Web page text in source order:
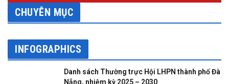
CHUYÊN MỤC
INFOGRAPHICS
Danh sách Thường trực Hội LHPN thành phố Đà
Nẵng, nhiệm kỳ 2025 – 2030